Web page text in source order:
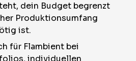
dein Budget begrenzt
Produktionsumfang
ist.
für Flambient bei
individuellen